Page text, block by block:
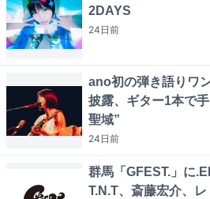
2DAYS
24日前
ano初の弾き語りワ
披露、ギター1本で
聖域”
24日前
群馬「GFEST.」に
T.N.T、斎藤宏介、